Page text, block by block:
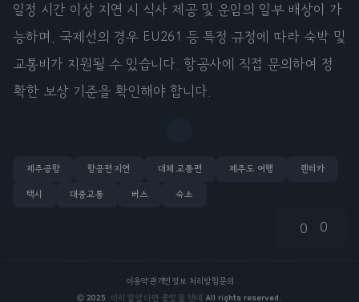
일정 시간 이상 지연 시 식사 제공 및 운임의 일부 배상이 가
능하며, 국제선의 경우 EU261 등 특정 규정에 따라 숙박 및
교통비가 지원될 수 있습니다. 항공사에 직접 문의하여 정
확한 보상 기준을 확인해야 합니다.
제주공항 항공편 지연 대체 교통편 제주도 여행 렌터카
택시 대중교통 버스 숙소
0 0
이용약관개인정보 처리방침문의
© 2025 미리 알았다면 좋았을 텐데 All rights reserved.